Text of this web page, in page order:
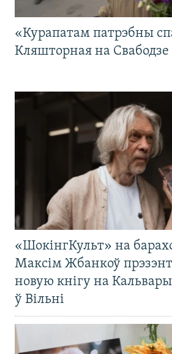
«Курапатам патрэбны
Кляшторная на Свабодзе
«ШокінгКульт» на
Максім Жбанкоў
новую кнігу на
ў Вільні